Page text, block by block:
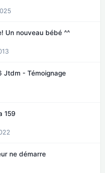
Un nouveau bébé ^^
Jtdm - Témoignage
159
ne démarre